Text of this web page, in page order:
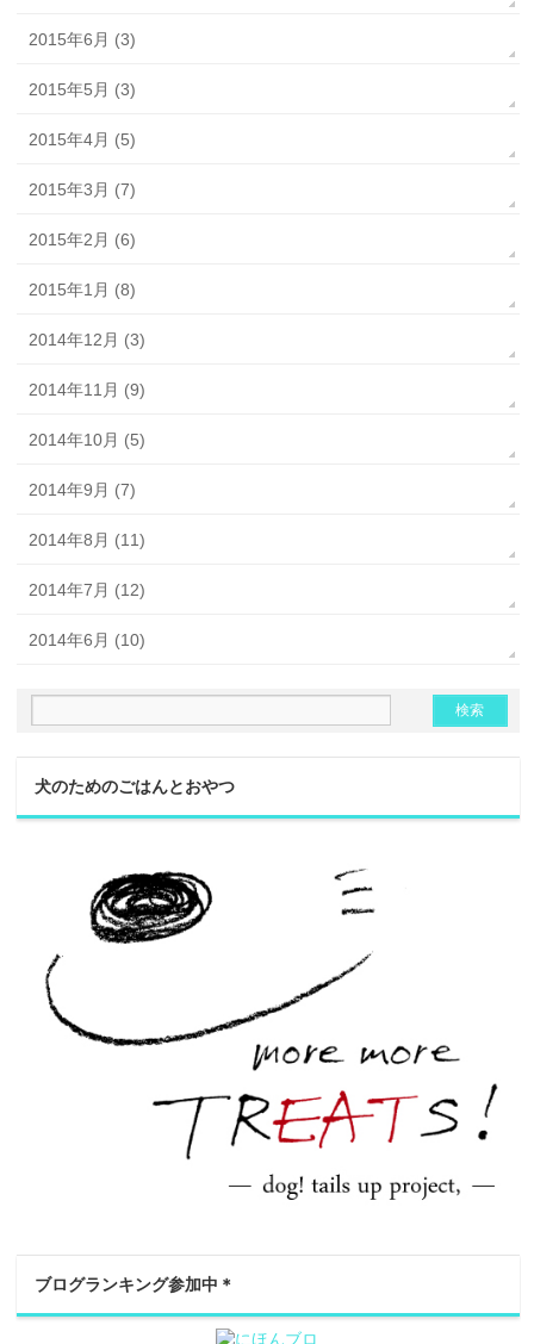
2015年6月 (3)
2015年5月 (3)
2015年4月 (5)
2015年3月 (7)
2015年2月 (6)
2015年1月 (8)
2014年12月 (3)
2014年11月 (9)
2014年10月 (5)
2014年9月 (7)
2014年8月 (11)
2014年7月 (12)
2014年6月 (10)
犬のためのごはんとおやつ
ブログランキング参加中＊